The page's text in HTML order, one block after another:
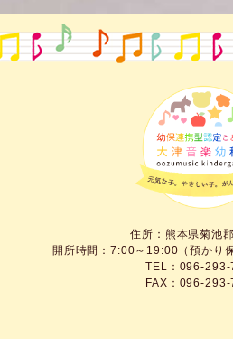
住所：熊本県菊池
開所時間：7:00～19:00（預かり
TEL：096-293-
FAX：096-293-